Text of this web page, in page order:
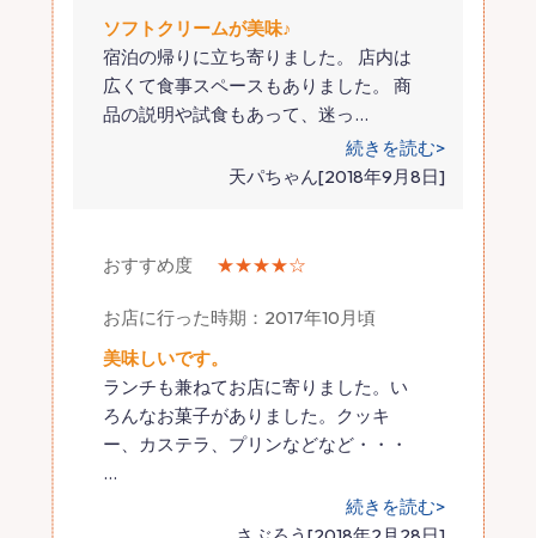
ソフトクリームが美味♪
宿泊の帰りに立ち寄りました。 店内は
広くて食事スペースもありました。 商
品の説明や試食もあって、迷っ…
続きを読む>
天パちゃん[2018年9月8日]
おすすめ度 ★★★★☆
お店に行った時期：2017年10月頃
美味しいです。
ランチも兼ねてお店に寄りました。い
ろんなお菓子がありました。クッキ
ー、カステラ、プリンなどなど・・・
…
続きを読む>